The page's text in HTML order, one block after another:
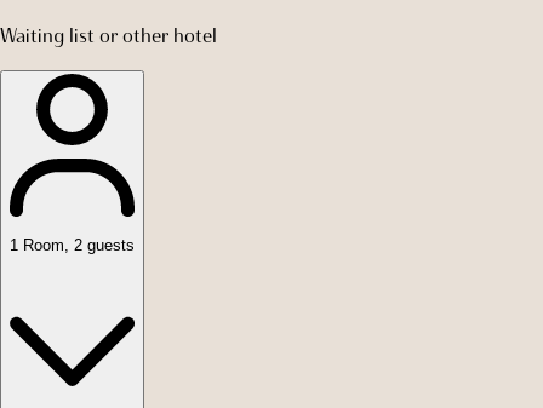
Waiting list or other hotel
1 Room 2 guests